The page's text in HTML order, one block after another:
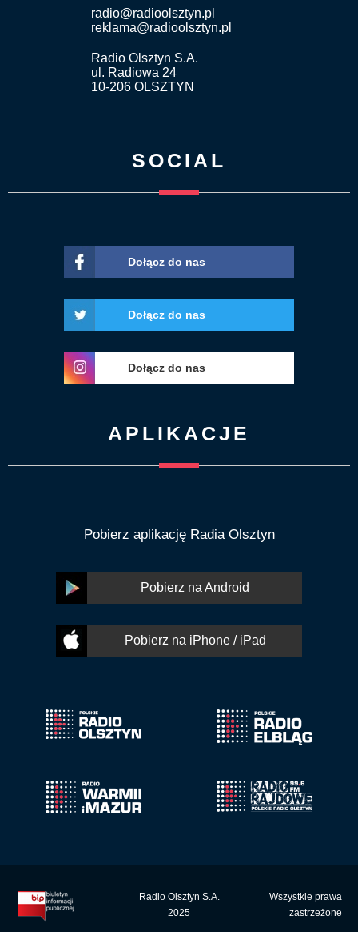
radio@radioolsztyn.pl
reklama@radioolsztyn.pl
Radio Olsztyn S.A.
ul. Radiowa 24
10-206 OLSZTYN
SOCIAL
Dołącz do nas
Dołącz do nas
Dołącz do nas
APLIKACJE
Pobierz aplikację Radia Olsztyn
Pobierz na Android
Pobierz na iPhone / iPad
Radio Olsztyn S.A.
2025
Wszystkie prawa
zastrzeżone